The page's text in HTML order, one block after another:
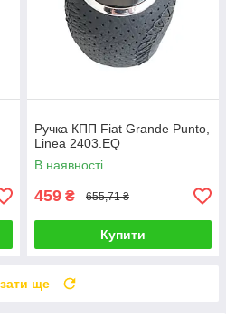
Ручка КПП Fiat Grande Punto,
Linea 2403.EQ
В наявності
459 ₴ 655,71 ₴
Купити
ще